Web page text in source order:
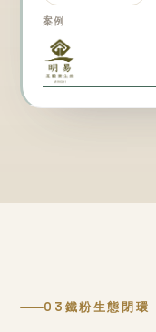
案例
03 鐵粉生態閉環